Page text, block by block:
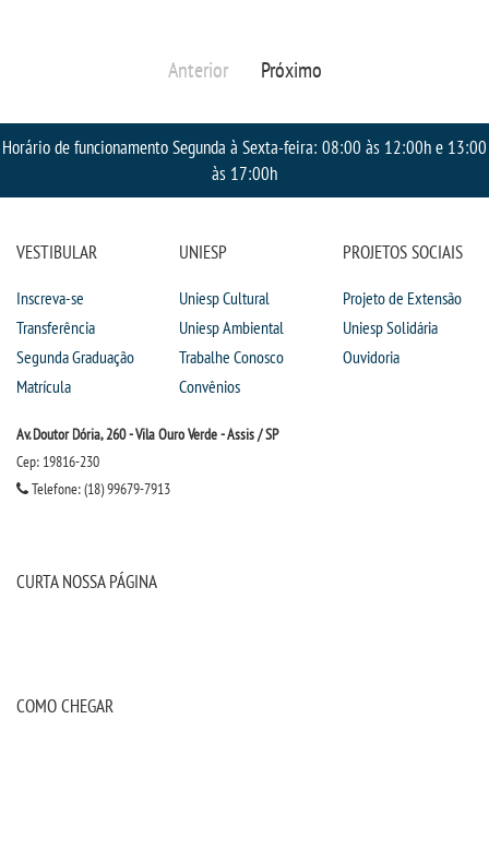
Anterior Próximo
Horário de funcionamento Segunda à Sexta-feira: 08:00 às 12:00h e 13:00
às 17:00h
VESTIBULAR
Inscreva-se
Transferência
Segunda Graduação
Matrícula
UNIESP
Uniesp Cultural
Uniesp Ambiental
Trabalhe Conosco
Convênios
PROJETOS SOCIAIS
Projeto de Extensão
Uniesp Solidária
Ouvidoria
Av. Doutor Dória, 260 - Vila Ouro Verde - Assis / SP
Cep: 19816-230
Telefone: (18) 99679-7913
CURTA NOSSA PÁGINA
COMO CHEGAR